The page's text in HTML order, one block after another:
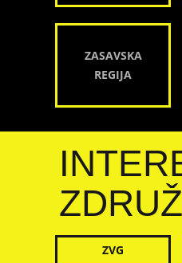
ZASAVSKA
REGIJA
ZVG